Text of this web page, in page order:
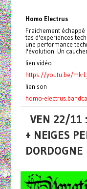
Homo Electrus
Fraichement
tas d'experiences
une performance
l'évolution. Un
lien vidéo
https://youtu.be/mk-
lien son
homo-
VEN 22/11
+ NEIGES
DORDOGNE